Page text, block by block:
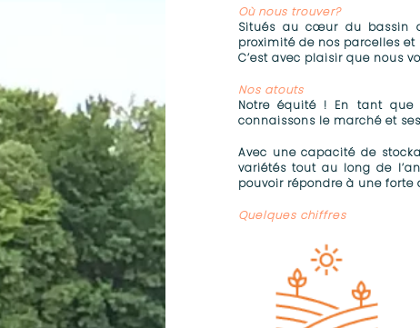
Où nous trouver?
Situés au cœur du bassin
proximité de nos parcelles
C’est avec plaisir que nous
Nos atouts
Notre équité ! En tant que
connaissons le marché et
Avec une capacité de
variétés tout au long de
pouvoir répondre à une
Quelques chiffres